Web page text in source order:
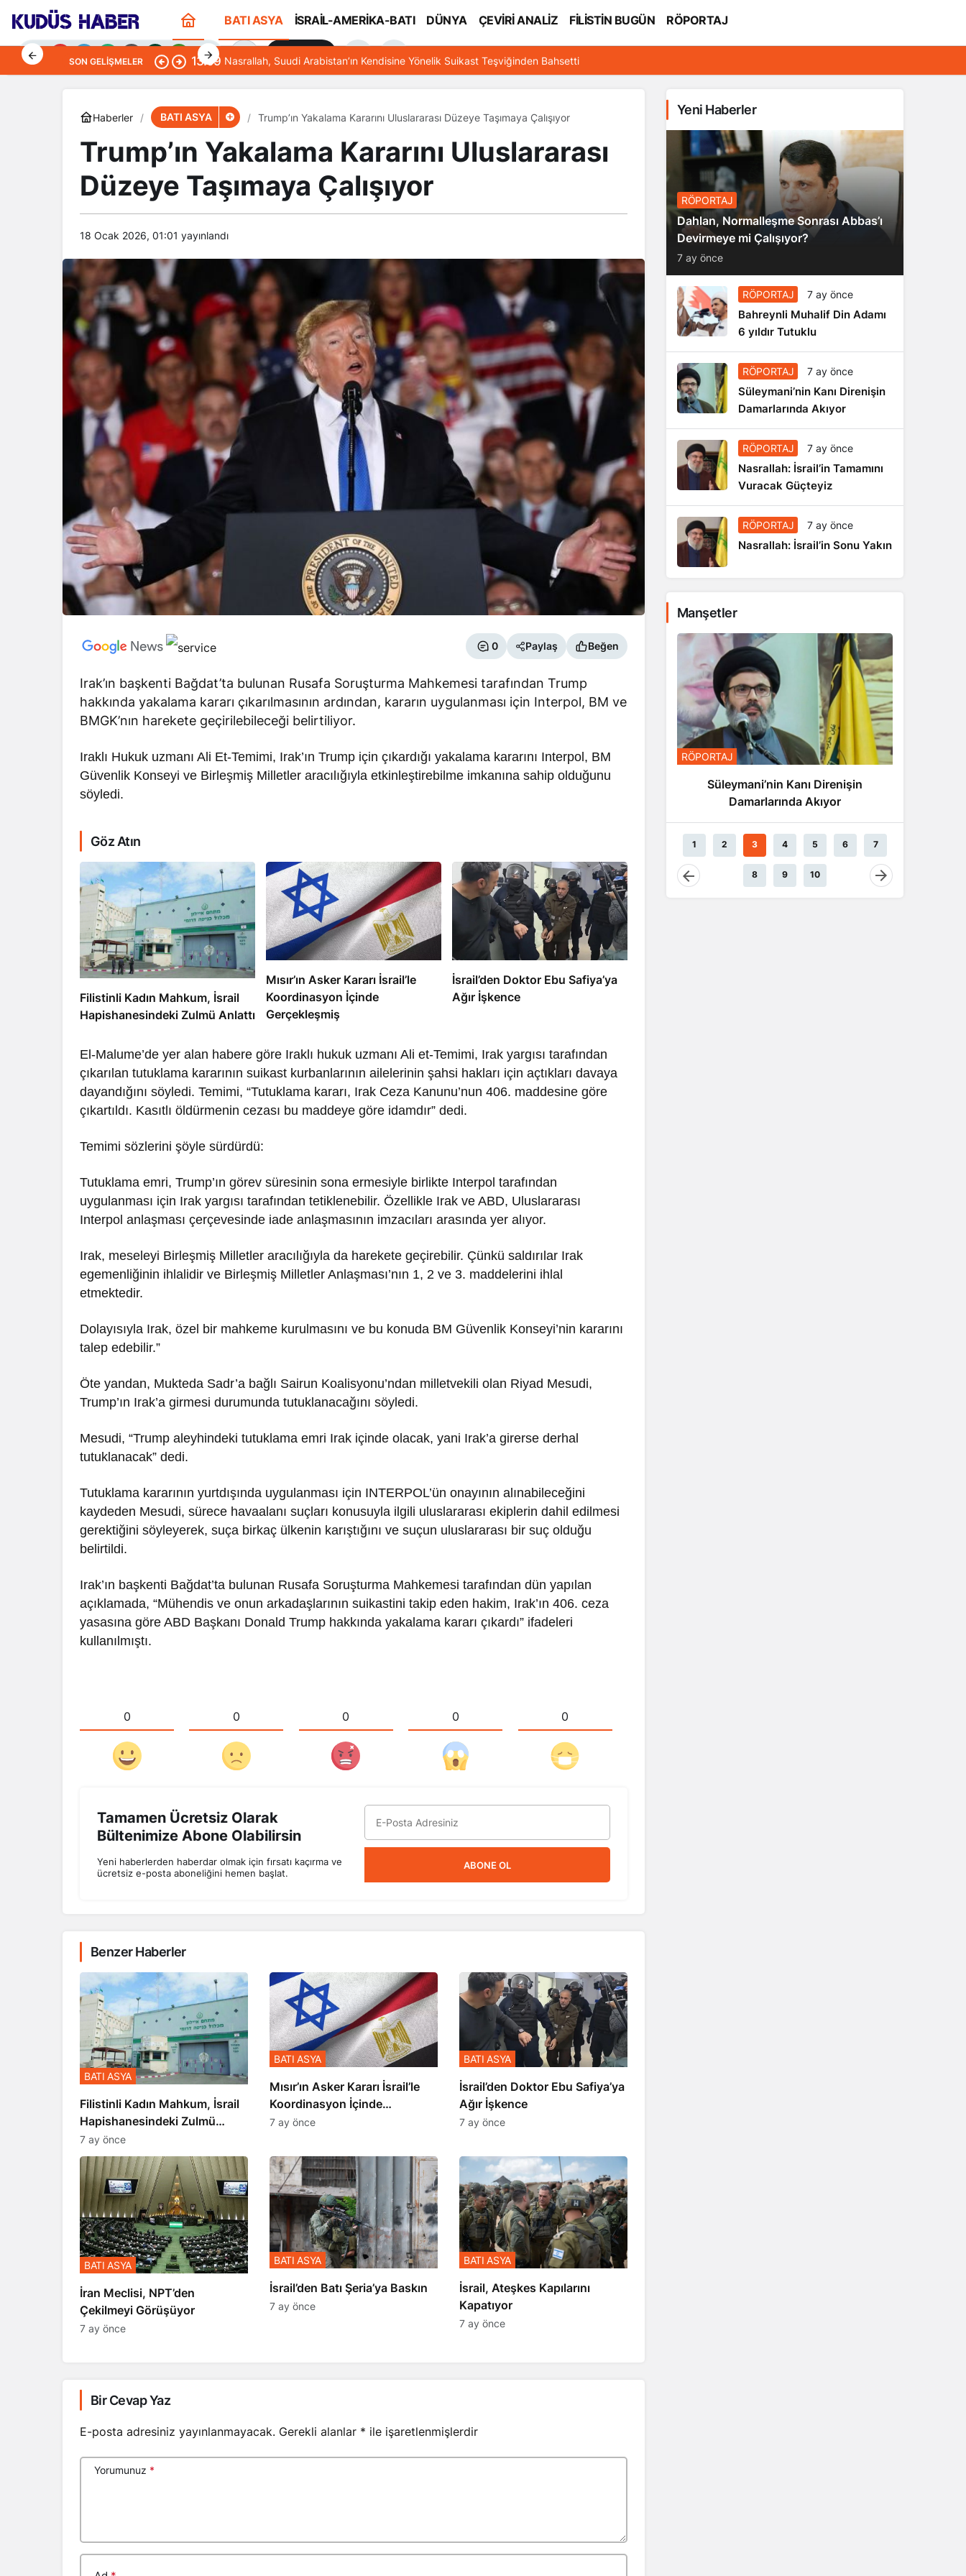
BATI ASYA İSRAİL-AMERİKA-BATI DÜNYA ÇEVİRİ ANALİZ FİLİSTİN BUGÜN RÖPORTAJ
Gündüz Modu
Gündüz modunu seçin.
Gece modunu seçin.
Sistem Modu
Sistem modunu seçin.
SON GELIŞMELER 13:09 Nasrallah, Suudi Arabistan’ın Kendisine Yönelik Suikast Teşviğinden Bahsetti
Haberler BATI ASYA Trump’ın Yakalama Kararını Uluslararası Düzeye Taşımaya Çalışıyor
Trump’ın Yakalama Kararını Uluslararası
Düzeye Taşımaya Çalışıyor
18 Ocak 2026, 01:01 yayınlandı
0 Paylaş Beğen
Irak’ın başkenti Bağdat’ta bulunan Rusafa Soruşturma Mahkemesi tarafından Trump
hakkında yakalama kararı çıkarılmasının ardından, kararın uygulanması için Interpol, BM ve
BMGK’nın harekete geçirilebileceği belirtiliyor.
Iraklı Hukuk uzmanı Ali Et-Temimi, Irak’ın Trump için çıkardığı yakalama kararını Interpol, BM
Güvenlik Konseyi ve Birleşmiş Milletler aracılığıyla etkinleştirebilme imkanına sahip olduğunu
söyledi.
Göz Atın
Filistinli Kadın Mahkum, İsrail
Hapishanesindeki Zulmü Anlattı
Mısır’ın Asker Kararı İsrail’le
Koordinasyon İçinde
Gerçekleşmiş
İsrail’den Doktor Ebu Safiya’ya
Ağır İşkence
El-Malume’de yer alan habere göre Iraklı hukuk uzmanı Ali et-Temimi, Irak yargısı tarafından
çıkarılan tutuklama kararının suikast kurbanlarının ailelerinin şahsi hakları için açtıkları davaya
dayandığını söyledi. Temimi, “Tutuklama kararı, Irak Ceza Kanunu’nun 406. maddesine göre
çıkartıldı. Kasıtlı öldürmenin cezası bu maddeye göre idamdır” dedi.
Temimi sözlerini şöyle sürdürdü:
Tutuklama emri, Trump’ın görev süresinin sona ermesiyle birlikte Interpol tarafından
uygulanması için Irak yargısı tarafından tetiklenebilir. Özellikle Irak ve ABD, Uluslararası
Interpol anlaşması çerçevesinde iade anlaşmasının imzacıları arasında yer alıyor.
Irak, meseleyi Birleşmiş Milletler aracılığıyla da harekete geçirebilir. Çünkü saldırılar Irak
egemenliğinin ihlalidir ve Birleşmiş Milletler Anlaşması’nın 1, 2 ve 3. maddelerini ihlal
etmektedir.
Dolayısıyla Irak, özel bir mahkeme kurulmasını ve bu konuda BM Güvenlik Konseyi’nin kararını
talep edebilir.”
Öte yandan, Mukteda Sadr’a bağlı Sairun Koalisyonu’ndan milletvekili olan Riyad Mesudi,
Trump’ın Irak’a girmesi durumunda tutuklanacağını söyledi.
Mesudi, “Trump aleyhindeki tutuklama emri Irak içinde olacak, yani Irak’a girerse derhal
tutuklanacak” dedi.
Tutuklama kararının yurtdışında uygulanması için INTERPOL’ün onayının alınabileceğini
kaydeden Mesudi, sürece havaalanı suçları konusuyla ilgili uluslararası ekiplerin dahil edilmesi
gerektiğini söyleyerek, suça birkaç ülkenin karıştığını ve suçun uluslararası bir suç olduğu
belirtildi.
Irak’ın başkenti Bağdat’ta bulunan Rusafa Soruşturma Mahkemesi tarafından dün yapılan
açıklamada, “Mühendis ve onun arkadaşlarının suikastini takip eden hakim, Irak’ın 406. ceza
yasasına göre ABD Başkanı Donald Trump hakkında yakalama kararı çıkardı” ifadeleri
kullanılmıştı.
0 0 0 0 0
Tamamen Ücretsiz Olarak
Bültenimize Abone Olabilirsin
Yeni haberlerden haberdar olmak için fırsatı kaçırma ve
ücretsiz e-posta aboneliğini hemen başlat.
ABONE OL
Benzer Haberler
Filistinli Kadın Mahkum, İsrail
Hapishanesindeki Zulmü
Anlattı
BATI ASYA
7 ay önce
Mısır’ın Asker Kararı İsrail’le
Koordinasyon İçinde
Gerçekleşmiş
BATI ASYA
7 ay önce
İsrail’den Doktor Ebu Safiya’ya
Ağır İşkence
BATI ASYA
7 ay önce
İran Meclisi, NPT’den
Çekilmeyi Görüşüyor
BATI ASYA
7 ay önce
​​​​​​​İsrail’den Batı Şeria’ya Baskın
BATI ASYA
7 ay önce
İsrail, Ateşkes Kapılarını
Kapatıyor
BATI ASYA
7 ay önce
Bir Cevap Yaz
E-posta adresiniz yayınlanmayacak. Gerekli alanlar * ile işaretlenmişlerdir
Yorumunuz *
Yeni Haberler
RÖPORTAJ
Dahlan, Normalleşme Sonrası Abbas’ı
Devirmeye mi Çalışıyor?
7 ay önce
RÖPORTAJ 7 ay önce
Bahreynli Muhalif Din Adamı
6 yıldır Tutuklu
RÖPORTAJ 7 ay önce
Süleymani’nin Kanı Direnişin
Damarlarında Akıyor
RÖPORTAJ 7 ay önce
Nasrallah: İsrail’in Tamamını
Vuracak Güçteyiz
RÖPORTAJ 7 ay önce
Nasrallah: İsrail’in Sonu Yakın
Manşetler
RÖPORTAJ
Dahlan, Normalleşme Sonrası
RÖPORTAJ
Bahreynli Muhalif Din Adamı 6
RÖPORTAJ
Süleymani’nin Kanı Direnişin
Damarlarında Akıyor
1 2 3 4 5 6 7
8 9 10